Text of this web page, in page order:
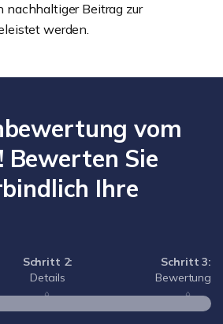
nachhaltiger Beitrag zur
werden.
vom
Bewerten Sie
Ihre
Schritt 2:
Details
Schritt 3:
Bewertung